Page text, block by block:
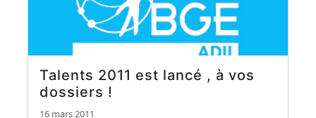
Talents 2011 est lancé , à vos
dossiers !
16 mars 2011